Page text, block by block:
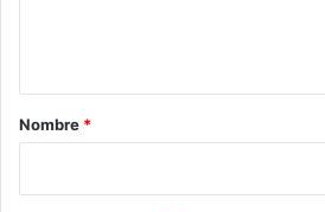
rNombre *